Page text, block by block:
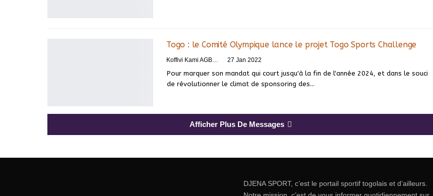
Togo : le Comité Olympique lance le projet Togo Sports Challenge
Koffivi Kami AGBETOU 27 Jan 2022
Pour marquer son mandat qui court jusqu'à la fin de l'année 2024, et dans le souci
de révolutionner le climat de sponsoring des…
Afficher Plus De Messages
DJENA SPORT, c’est le portail sportif togolais et d’ailleurs.